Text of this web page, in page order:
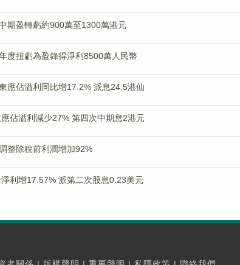
期盈轉虧約900萬至1300萬港元
度扭虧為盈錄得淨利8500萬人民幣
應佔溢利同比增17.2% 派息24.5港仙
佔溢利減少27% 第四次中期息2港元
整除稅前利潤增加92%
利增17.57% 派第二次股息0.23美元